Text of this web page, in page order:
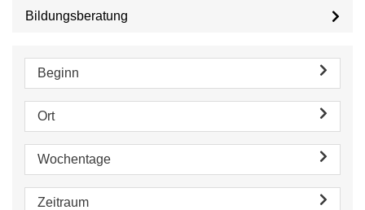
Bildungsberatung
Beginn
Ort
Wochentage
Zeitraum